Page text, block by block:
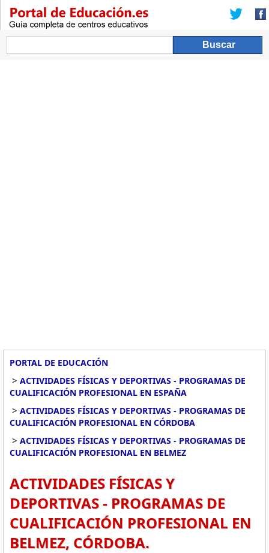
PORTAL DE EDUCACIÓN
> ACTIVIDADES FÍSICAS Y DEPORTIVAS - PROGRAMAS DE
CUALIFICACIÓN PROFESIONAL EN ESPAÑA
> ACTIVIDADES FÍSICAS Y DEPORTIVAS - PROGRAMAS DE
CUALIFICACIÓN PROFESIONAL EN CÓRDOBA
> ACTIVIDADES FÍSICAS Y DEPORTIVAS - PROGRAMAS DE
CUALIFICACIÓN PROFESIONAL EN BELMEZ
ACTIVIDADES FÍSICAS Y
DEPORTIVAS - PROGRAMAS DE
CUALIFICACIÓN PROFESIONAL EN
BELMEZ, CÓRDOBA.